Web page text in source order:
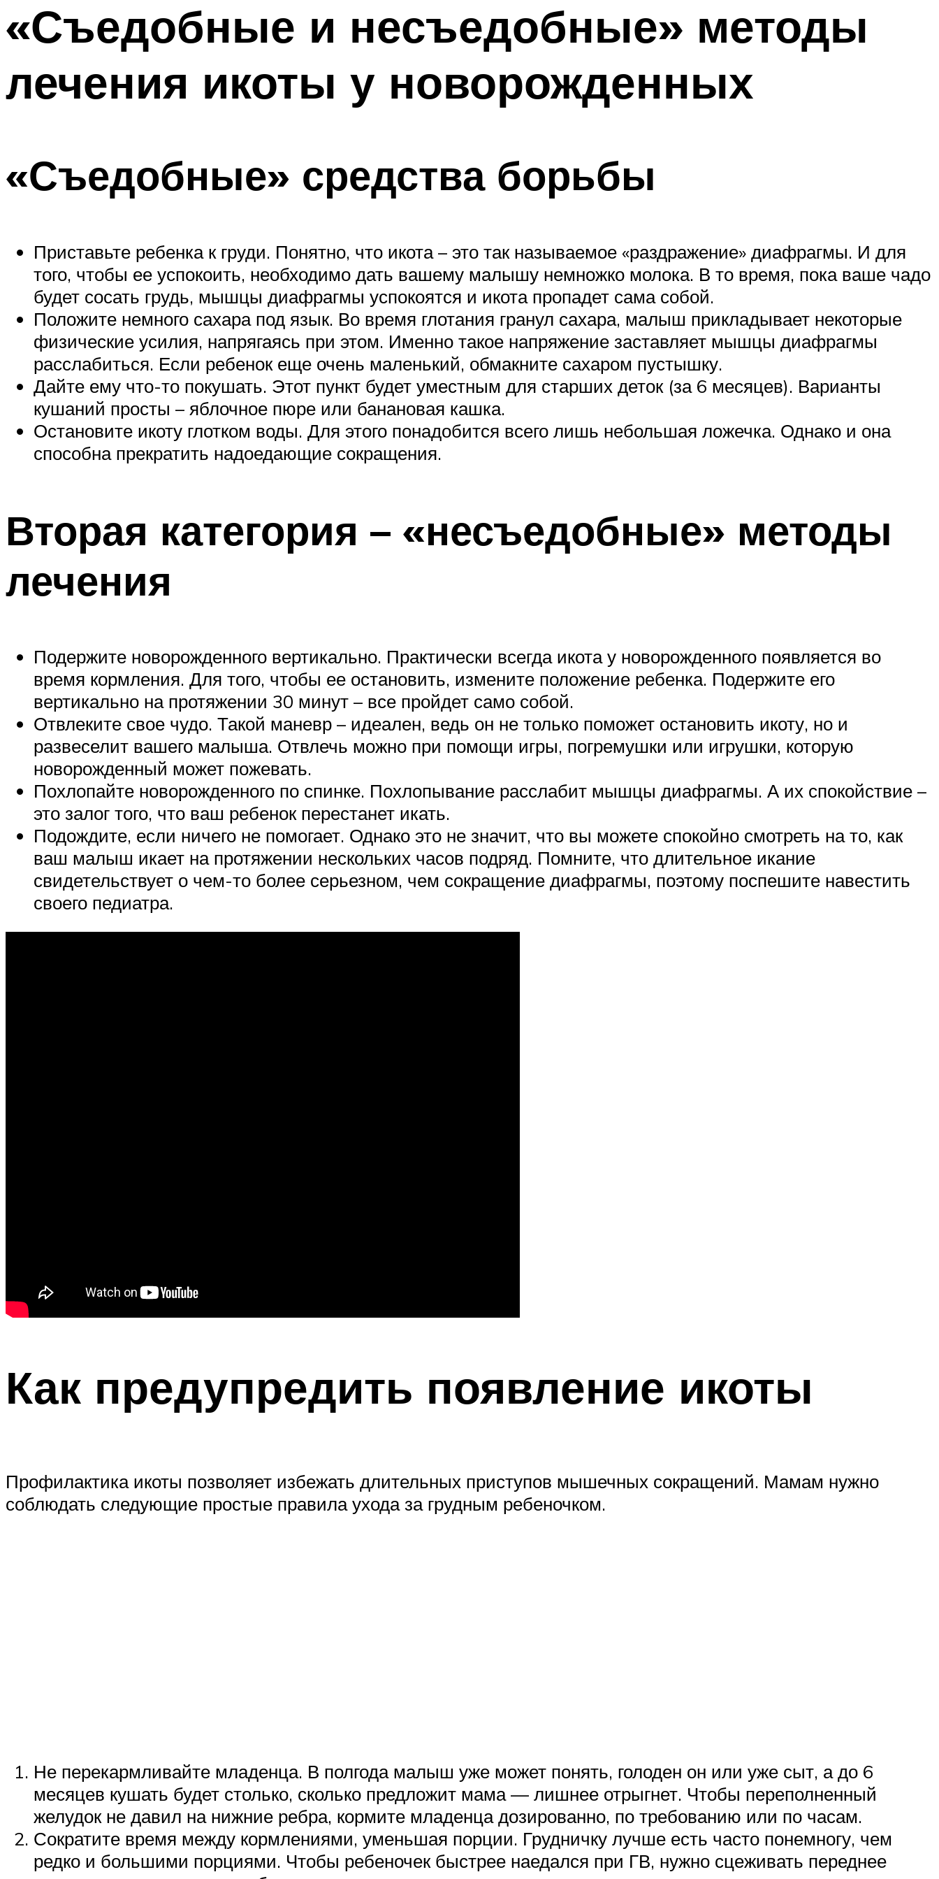
«Съедобные и несъедобные» методы
лечения икоты у новорожденных
«Съедобные» средства борьбы
Приставьте ребенка к груди. Понятно, что икота – это так называемое «раздражение» диафрагмы. И для
того, чтобы ее успокоить, необходимо дать вашему малышу немножко молока. В то время, пока ваше чадо
будет сосать грудь, мышцы диафрагмы успокоятся и икота пропадет сама собой.
Положите немного сахара под язык. Во время глотания гранул сахара, малыш прикладывает некоторые
физические усилия, напрягаясь при этом. Именно такое напряжение заставляет мышцы диафрагмы
расслабиться. Если ребенок еще очень маленький, обмакните сахаром пустышку.
Дайте ему что-то покушать. Этот пункт будет уместным для старших деток (за 6 месяцев). Варианты
кушаний просты – яблочное пюре или банановая кашка.
Остановите икоту глотком воды. Для этого понадобится всего лишь небольшая ложечка. Однако и она
способна прекратить надоедающие сокращения.
Вторая категория – «несъедобные» методы
лечения
Подержите новорожденного вертикально. Практически всегда икота у новорожденного появляется во
время кормления. Для того, чтобы ее остановить, измените положение ребенка. Подержите его
вертикально на протяжении 30 минут – все пройдет само собой.
Отвлеките свое чудо. Такой маневр – идеален, ведь он не только поможет остановить икоту, но и
развеселит вашего малыша. Отвлечь можно при помощи игры, погремушки или игрушки, которую
новорожденный может пожевать.
Похлопайте новорожденного по спинке. Похлопывание расслабит мышцы диафрагмы. А их спокойствие –
это залог того, что ваш ребенок перестанет икать.
Подождите, если ничего не помогает. Однако это не значит, что вы можете спокойно смотреть на то, как
ваш малыш икает на протяжении нескольких часов подряд. Помните, что длительное икание
свидетельствует о чем-то более серьезном, чем сокращение диафрагмы, поэтому поспешите навестить
своего педиатра.
Как предупредить появление икоты
Профилактика икоты позволяет избежать длительных приступов мышечных сокращений. Мамам нужно
соблюдать следующие простые правила ухода за грудным ребеночком.
Не перекармливайте младенца. В полгода малыш уже может понять, голоден он или уже сыт, а до 6
месяцев кушать будет столько, сколько предложит мама — лишнее отрыгнет. Чтобы переполненный
желудок не давил на нижние ребра, кормите младенца дозированно, по требованию или по часам.
Сократите время между кормлениями, уменьшая порции. Грудничку лучше есть часто понемногу, чем
редко и большими порциями. Чтобы ребеночек быстрее наедался при ГВ, нужно сцеживать переднее